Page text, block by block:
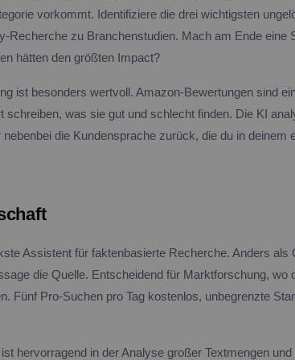
vorkommt. Identifiziere die drei wichtigsten
Recherche zu Branchenstudien. Mach am Ende eine
hätten den größten Impact?
ist besonders wertvoll. Amazon-Bewertungen sind
schreiben, was sie gut und schlecht finden. Die KI
nebenbei die Kundensprache zurück, die du in deinem
Assistent für faktenbasierte Recherche. Anders als
die Quelle. Entscheidend für Marktforschung, wo
Fünf Pro-Suchen pro Tag kostenlos, unbegrenzte
hervorragend in der Analyse großer Textmengen